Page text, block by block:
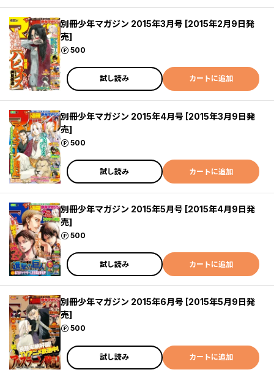
別冊少年マガジン 2015年3月号 [2015年2月9日発
売]
500
ポイント
試し読み カートに追加
別冊少年マガジン 2015年4月号 [2015年3月9日発
売]
500
ポイント
試し読み カートに追加
別冊少年マガジン 2015年5月号 [2015年4月9日発
売]
500
ポイント
試し読み カートに追加
別冊少年マガジン 2015年6月号 [2015年5月9日発
売]
500
ポイント
試し読み カートに追加